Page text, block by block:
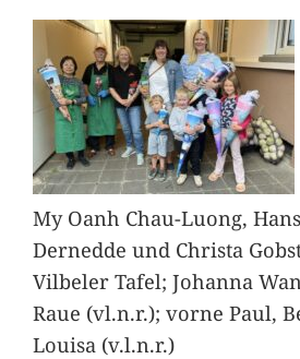
My Oanh Chau-Luong,
Dernedde und Christa
Vilbeler Tafel; Johanna
Raue (vl.n.r.); vorne Paul,
Louisa (v.l.n.r.)